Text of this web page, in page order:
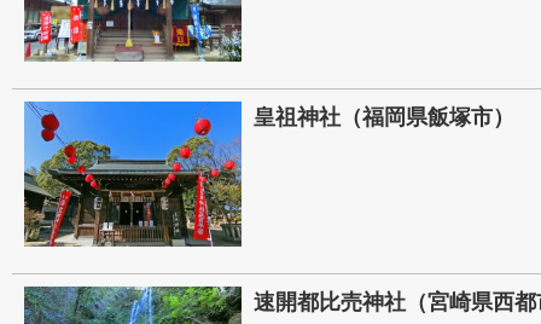
皇祖神社（福岡県飯塚市）
速開都比売神社（宮崎県西